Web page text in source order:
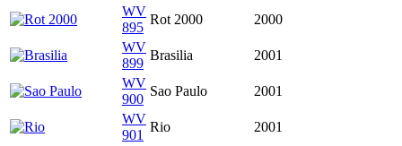
WV
895
Rot 2000
2000
WV
899
Brasilia
2001
WV
900
Sao Paulo
2001
WV
901
Rio
2001